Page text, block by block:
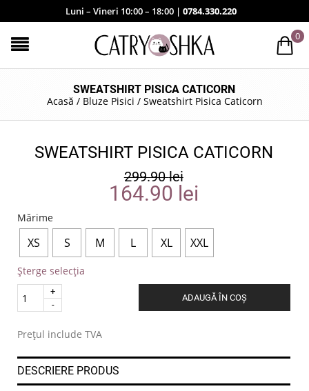
Luni – Vineri 10:00 – 18:00 | 0784.330.220
0
SWEATSHIRT PISICA CATICORN
Acasă / Bluze Pisici / Sweatshirt Pisica Caticorn
SWEATSHIRT PISICA CATICORN
299.90lei
164.90 lei
Mărime
XS S M L XL XXL
Șterge selecția
Quantity
ADAUGĂ ÎN COȘ
Prețul include TVA
DESCRIERE PRODUS